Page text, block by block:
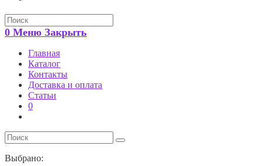
Search
this
website
0 Меню Закрыть
Главная
Каталог
Контакты
Доставка и оплата
Статьи
0
Выбрано: